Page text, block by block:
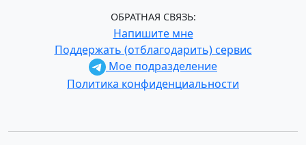
ОБРАТНАЯ СВЯЗЬ:
Напишите мне
Поддержать (отблагодарить) сервис
Мое подразделение
Политика конфиденциальности